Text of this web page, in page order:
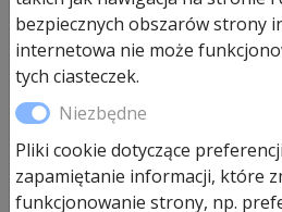
bezpiecznych obszarów strony
internetowa nie może
tych ciasteczek.
Niezbędne
Pliki cookie dotyczące
zapamiętanie informacji, które
funkcjonowanie strony, np.